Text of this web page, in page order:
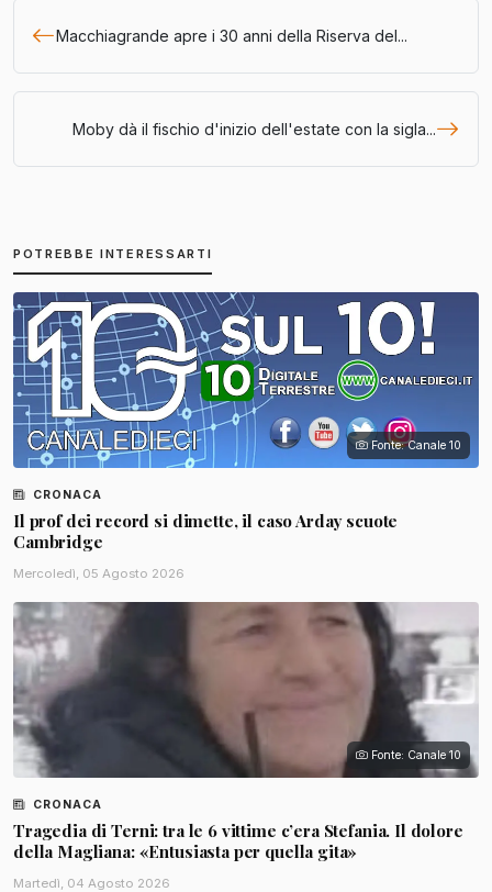
Macchiagrande apre i 30 anni della Riserva del...
Moby dà il fischio d'inizio dell'estate con la sigla...
POTREBBE INTERESSARTI
Fonte: Canale 10
CRONACA
Il prof dei record si dimette, il caso Arday scuote
Cambridge
Mercoledì, 05 Agosto 2026
Fonte: Canale 10
CRONACA
Tragedia di Terni: tra le 6 vittime c’era Stefania. Il dolore
della Magliana: «Entusiasta per quella gita»
Martedì, 04 Agosto 2026